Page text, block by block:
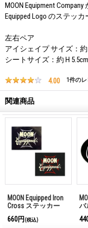
MOON Equipment
Equipped Logo のステッカ
左右ペア
アイシェイプ サイズ：約
シートサイズ：約 H 5.5cm
4.00 1件の
関連商品
MOON Equipped Iron
Cross ステッカー
660円 (税込)
バ